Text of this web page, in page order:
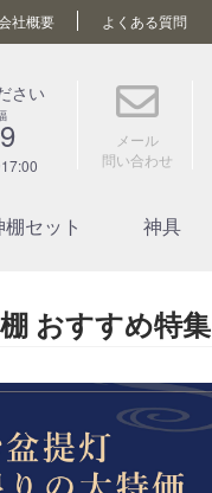
社概要 よくある質問
メール
問い合わせ
さい
棚セット 神具
おすすめ特集